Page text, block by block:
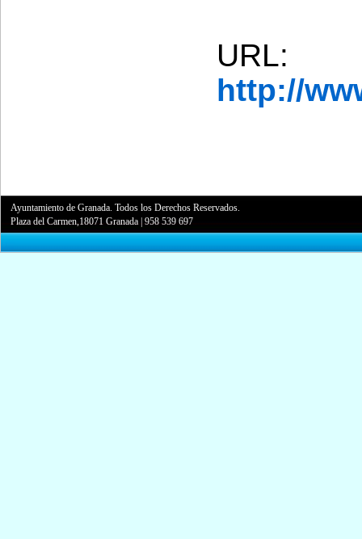
URL:
http://
Ayuntamiento de Granada. Todos los Derechos Reservados.
Plaza del Carmen,18071 Granada |958 539 697